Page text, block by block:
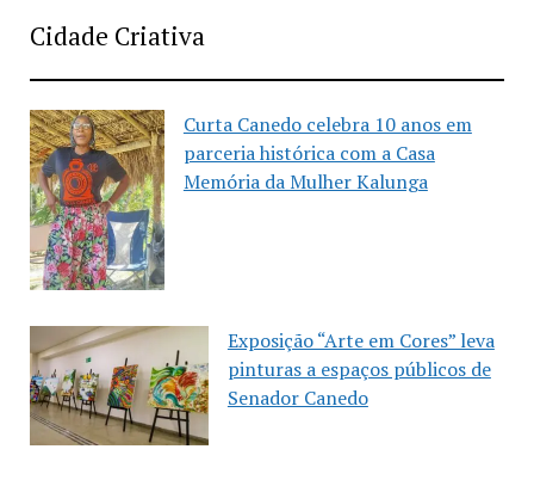
Cidade Criativa
Curta Canedo celebra 10 anos em
parceria histórica com a Casa
Memória da Mulher Kalunga
Exposição “Arte em Cores” leva
pinturas a espaços públicos de
Senador Canedo